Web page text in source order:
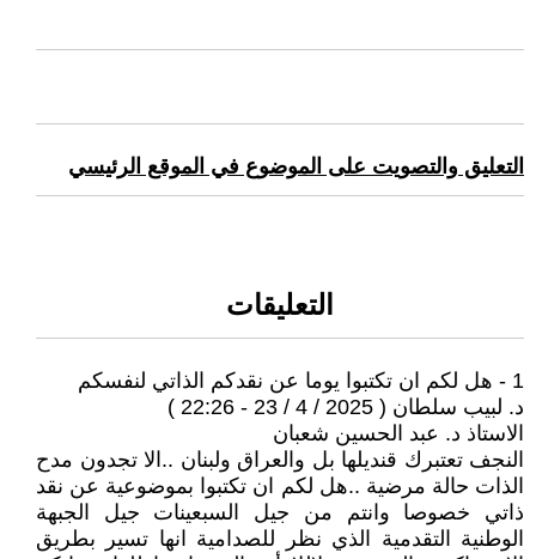
التعليق والتصويت على الموضوع في الموقع الرئيسي
التعليقات
1 - ‏هل لكم ان تكتبوا يوما عن نقدكم الذاتي لنفسكم
د. لبيب سلطان ( 2025 / 4 / 23 - 22:26 )
الاستاذ د. عبد الحسين شعبان
النجف تعتبرك قنديلها بل والعراق ولبنان ..الا تجدون مدح
الذات حالة مرضية ..هل لكم ان تكتبوا بموضوعية عن نقد
ذاتي خصوصا وانتم من جيل السبعينات جيل الجبهة
الوطنية التقدمية الذي نظر للصدامية انها تسير بطريق